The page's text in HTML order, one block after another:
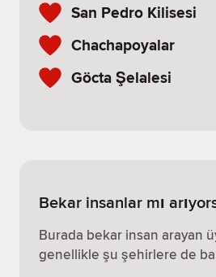
San Pedro Kilisesi
Chachapoyalar
Göcta Şelalesi
Bekar insanlar mı
Burada bekar insan arayan
genellikle şu şehirlere de